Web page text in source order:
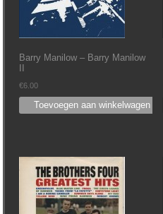
Barry Manilow – Barry Manilow
II
€6.00
Toevoegen aan winkelwagen